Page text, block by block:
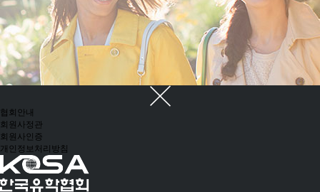
협회안내
회원사정관
회원사인증
개인정보처리방침